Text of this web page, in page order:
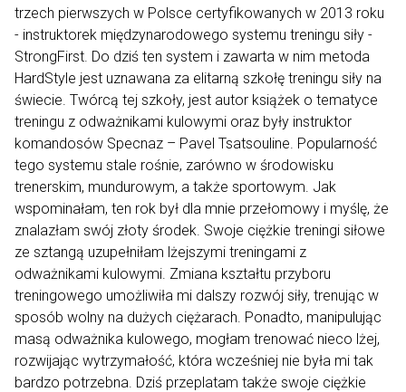
trzech pierwszych w Polsce certyfikowanych w 2013 roku
- instruktorek międzynarodowego systemu treningu siły -
StrongFirst . Do dziś ten system i zawarta w nim metoda
HardStyle jest uznawana za elitarną szkołę treningu siły na
świecie. Twórcą tej szkoły, jest autor książek o tematyce
treningu z odważnikami kulowymi oraz były instruktor
komandosów Specnaz – Pavel Tsatsouline . Popularność
tego systemu stale rośnie, zarówno w środowisku
trenerskim, mundurowym, a także sportowym. Jak
wspominałam, ten rok był dla mnie przełomowy i myślę, że
znalazłam swój złoty środek. Swoje ciężkie treningi siłowe
ze sztangą uzupełniłam lżejszymi treningami z
odważnikami kulowymi. Zmiana kształtu przyboru
treningowego umożliwiła mi dalszy rozwój siły, trenując w
sposób wolny na dużych ciężarach. Ponadto, manipulując
masą odważnika kulowego, mogłam trenować nieco lżej,
rozwijając wytrzymałość, która wcześniej nie była mi tak
bardzo potrzebna. Dziś przeplatam także swoje ciężkie